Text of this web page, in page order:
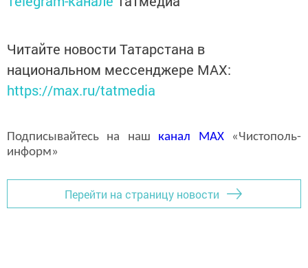
Читайте новости Татарстана в
национальном мессенджере MАХ:
https://max.ru/tatmedia
Подписывайтесь на наш канал MAX«Чистополь-
информ»
Перейти на страницу новости